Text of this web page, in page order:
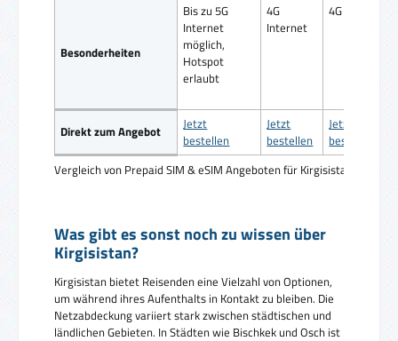
Vergleich von Prepaid SIM & eSIM Angeboten für Kirgisistan
Besonderheiten
Bis zu 5G
Internet
möglich,
Hotspot
erlaubt
4G
Internet
4G Internet
Direkt zum Angebot
Jetzt
bestellen
Jetzt
bestellen
Jetzt
bestellen
Was gibt es sonst noch zu wissen über
Kirgisistan?
Kirgisistan bietet Reisenden eine Vielzahl von Optionen,
um während ihres Aufenthalts in Kontakt zu bleiben. Die
Netzabdeckung variiert stark zwischen städtischen und
ländlichen Gebieten. In Städten wie Bischkek und Osch ist